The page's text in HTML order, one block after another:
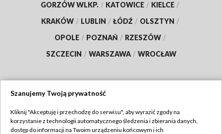
GORZÓW WLKP. / KATOWICE / KIELCE /
KRAKÓW / LUBLIN / ŁÓDŹ / OLSZTYN /
OPOLE / POZNAŃ / RZESZÓW /
SZCZECIN / WARSZAWA / WROCŁAW
TVP
Szanujemy Twoją prywatność
Kliknij "Akceptuję i przechodzę do serwisu", aby wyrazić zgody na
korzystanie z technologii automatycznego śledzenia i zbierania danych,
dostęp do informacji na Twoim urządzeniu końcowym i ich